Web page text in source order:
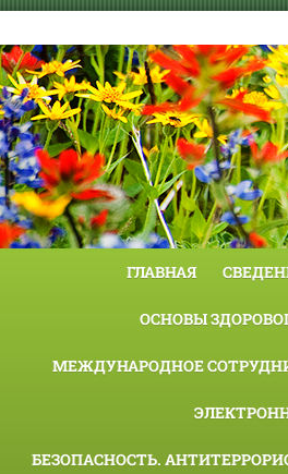
ГЛАВНАЯ
ОСНОВЫ
МЕЖДУНАРОДНОЕ
БЕЗОПАСНОСТЬ.